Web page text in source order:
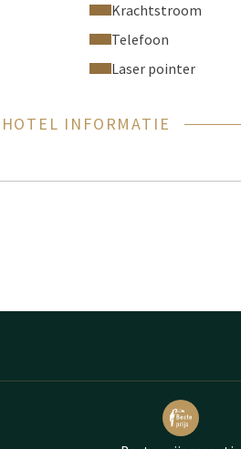
Krachtstroom
Telefoon
Laser pointer
HOTEL INFORMATIE